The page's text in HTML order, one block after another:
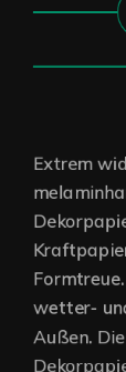
Extrem
wetter-
Außen.